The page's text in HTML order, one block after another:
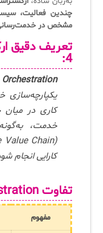
چندین فعالیت،
مشخص در
تعریف دقیق
4:
Orchestration
یکپارچه‌سازی
کاری در میان
خدمت،
کارایی انجام
تفاوت Orchestration و Automation:
مفهوم
کازیو
✦
مدیریت خدمات سازمانی
سرویس دسک پلاس MSP
اندپوینت سنترال
◆
Log360 ابزار SIEM
راهکارهای مدیریتی
✦
مدیریت خدمات منابع
CIs Control
مجموعه راهکارهای آیناک
لیست کامل 34 تمرین ITIL4
✦
آموزش سیستم مدیریت
نکته‌های کلیدی برای مدیر
آموزش‌ ویدیویی
◆
آموزش فارسی ITIL4
ثبت‌نام در دوره‌های
مقالات آموزشی